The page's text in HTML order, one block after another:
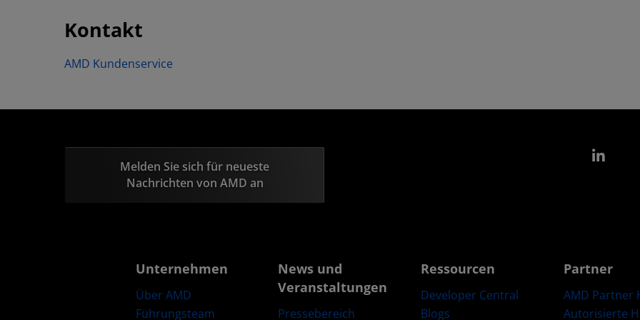
Kontakt
AMD Kundenservice
Melden Sie sich für neueste
Nachrichten von AMD an
Unternehmen
Über AMD
Führungsteam
News und
Veranstaltungen
Pressebereich
Ressourcen
Developer Central
Blogs
Partner
AMD Partner
Autorisierte